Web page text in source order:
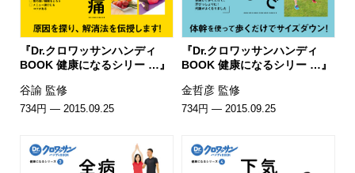
『Dr.クロワッサンハンディ
BOOK 健康になるシリー …』
谷諭 監修
734円 — 2015.09.25
『Dr.クロワッサンハンディ
BOOK 健康になるシリー …』
金哲彦 監修
734円 — 2015.09.25